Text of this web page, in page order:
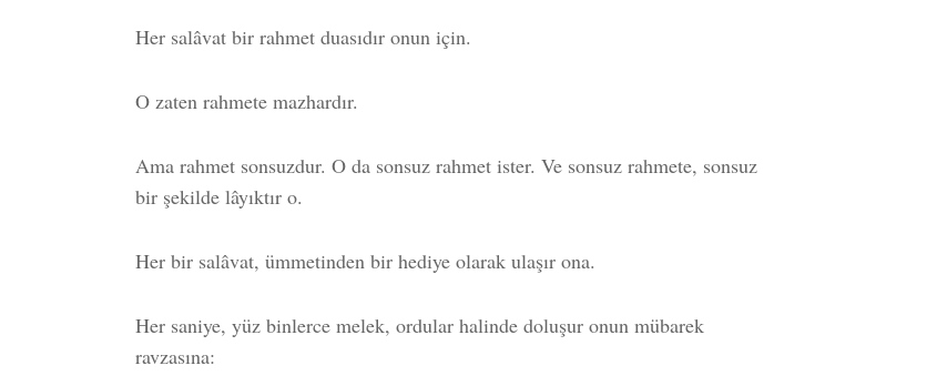
Her salâvat bir rahmet duasıdır onun için.
O zaten rahmete mazhardır.
Ama rahmet sonsuzdur. O da sonsuz rahmet ister. Ve sonsuz rahmete, sonsuz
bir şekilde lâyıktır o.
Her bir salâvat, ümmetinden bir hediye olarak ulaşır ona.
Her saniye, yüz binlerce melek, ordular halinde doluşur onun mübarek
ravzasına: